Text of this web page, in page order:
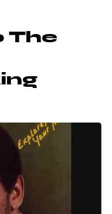
The